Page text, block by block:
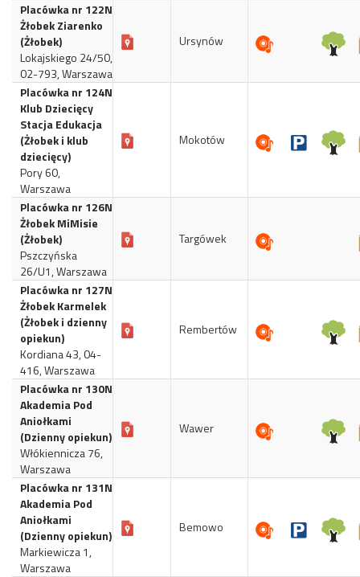
Placówka nr 122N
Żłobek Ziarenko
(Żłobek)
Lokajskiego 24/50,
02-793, Warszawa
Ursynów
Placówka nr 124N
Klub Dziecięcy
Stacja Edukacja
(Żłobek i klub
dziecięcy)
Pory 60,
Warszawa
Mokotów
Placówka nr 126N
Żłobek MiMisie
(Żłobek)
Pszczyńska
26/U1, Warszawa
Targówek
Placówka nr 127N
Żłobek Karmelek
(Żłobek i dzienny
opiekun)
Kordiana 43, 04-
416, Warszawa
Rembertów
Placówka nr 130N
Akademia Pod
Aniołkami
(Dzienny opiekun)
Włókiennicza 76,
Warszawa
Wawer
Placówka nr 131N
Akademia Pod
Aniołkami
(Dzienny opiekun)
Markiewicza 1,
Warszawa
Bemowo